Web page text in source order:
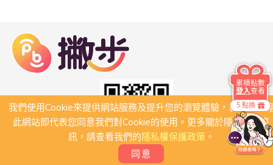
我們使用Cookie來提供網站服務及提升您的瀏覽體驗，若繼續瀏
此網站即代表您同意我們對Cookie的使用。更多關於隱私保護資
訊，請查看我們的隱私權保護政策。
同意
5 點換
累積點數
登入查看